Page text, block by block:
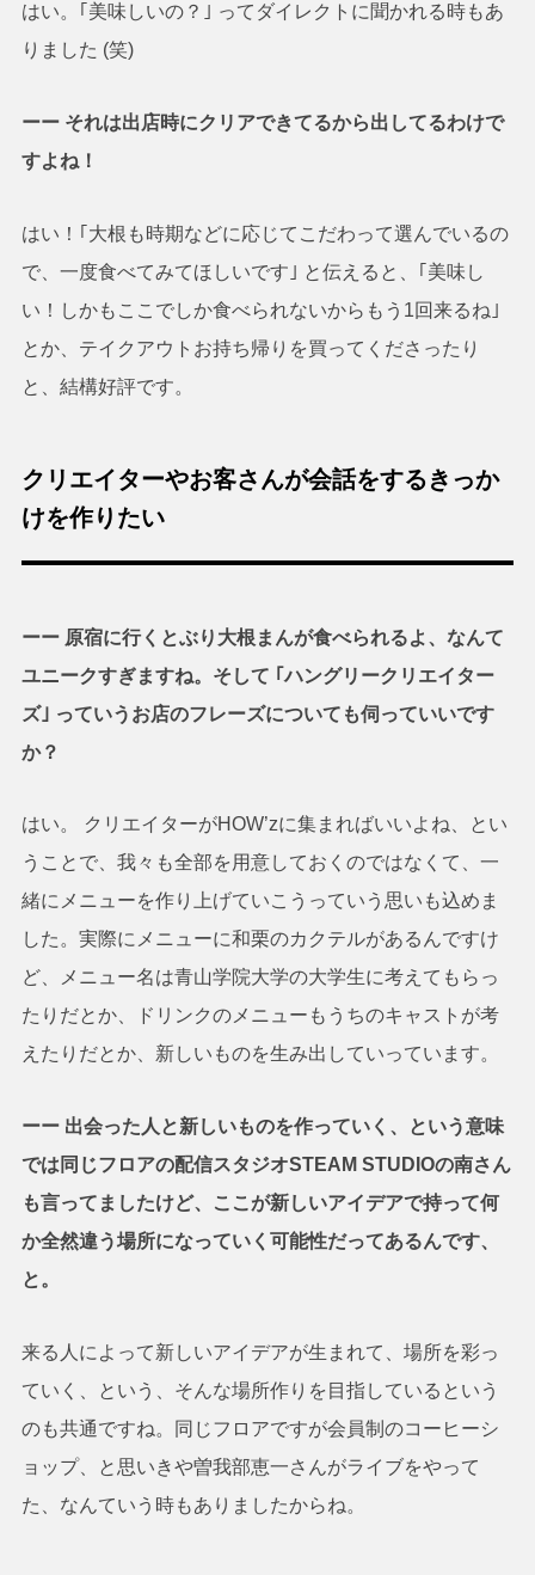
はい。｢美味しいの？｣ ってダイレクトに聞かれる時もあ
りました (笑)
ーー それは出店時にクリアできてるから出してるわけで
すよね！
はい！｢大根も時期などに応じてこだわって選んでいるの
で、一度食べてみてほしいです｣ と伝えると、｢美味し
い！しかもここでしか食べられないからもう1回来るね｣
とか、テイクアウトお持ち帰りを買ってくださったり
と、結構好評です。
クリエイターやお客さんが会話をするきっか
けを作りたい
ーー 原宿に行くとぶり大根まんが食べられるよ、なんて
ユニークすぎますね。そして ｢ハングリークリエイター
ズ｣ っていうお店のフレーズについても伺っていいです
か？
はい。 クリエイターがHOW’zに集まればいいよね、とい
うことで、我々も全部を用意しておくのではなくて、一
緒にメニューを作り上げていこうっていう思いも込めま
した。実際にメニューに和栗のカクテルがあるんですけ
ど、メニュー名は青山学院大学の大学生に考えてもらっ
たりだとか、ドリンクのメニューもうちのキャストが考
えたりだとか、新しいものを生み出していっています。
ーー 出会った人と新しいものを作っていく、という意味
では同じフロアの配信スタジオSTEAM STUDIOの南さん
も言ってましたけど、ここが新しいアイデアで持って何
か全然違う場所になっていく可能性だってあるんです、
と。
来る人によって新しいアイデアが生まれて、場所を彩っ
ていく、という、そんな場所作りを目指しているという
のも共通ですね。同じフロアですが会員制のコーヒーシ
ョップ、と思いきや曽我部恵一さんがライブをやって
た、なんていう時もありましたからね。